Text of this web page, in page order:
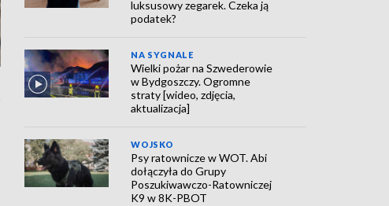
luksusowy zegarek. Czeka ją
podatek?
NA SYGNALE
Wielki pożar na Szwederowie
w Bydgoszczy. Ogromne
straty [wideo, zdjęcia,
aktualizacja]
WOJSKO
Psy ratownicze w WOT. Abi
dołączyła do Grupy
Poszukiwawczo-Ratowniczej
K9 w 8K-PBOT